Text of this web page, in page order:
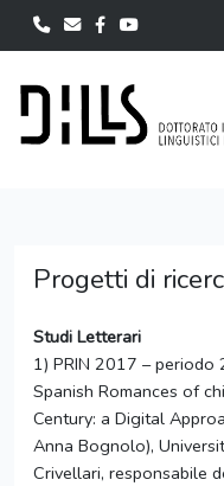
Progetti di
Studi Letterari
1) PRIN 2017 –
Spanish Romances of
Century: a Digital
Anna Bognolo),
Crivellari, responsabile